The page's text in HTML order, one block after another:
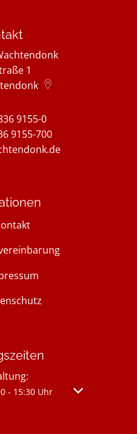
1
9155-0
9155-700
Öffnungs- oder
- 15:30 Uhr Von 08:00 bis